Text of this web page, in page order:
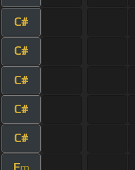
C#
C#
C#
C#
C#
E